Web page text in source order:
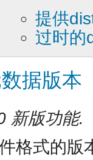
提供
过时的
据版本
新版功能.
格式的版